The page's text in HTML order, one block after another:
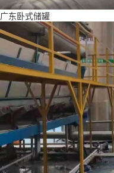
广东卧式储罐